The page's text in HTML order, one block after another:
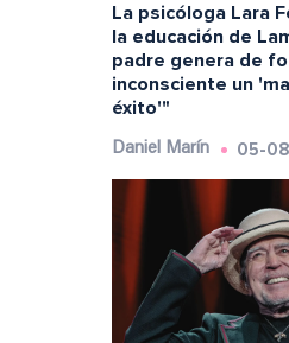
La psicóloga Lara
la educación de
padre genera de
inconsciente un
éxito'"
Daniel Marín 05-